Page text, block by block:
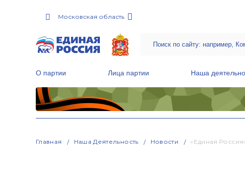
Московская область
О партии Лица партии Наша
Главная Наша Деятельность Новости «Единая